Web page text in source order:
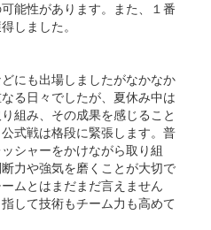
能性があります。また、１番
しました。
にも出場しましたがなかなか
る日々でしたが、夏休み中は
組み、その成果を感じること
式戦は格段に緊張します。普
シャーをかけながら取り組
力や強気を磨くことが大切で
ムとはまだまだ言えません
して技術もチーム力も高めて